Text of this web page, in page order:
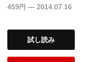
459円 — 2014.07.16
試し読み